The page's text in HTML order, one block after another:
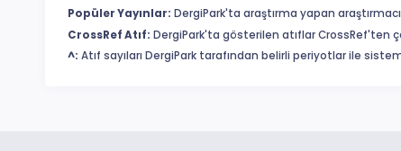
Popüler Yayınlar: DergiPark'ta araştırma yapan
CrossRef Atıf: DergiPark'ta gösterilen atıflar CrossRef'ten
^: Atıf sayıları DergiPark tarafından belirli periyotlar ile